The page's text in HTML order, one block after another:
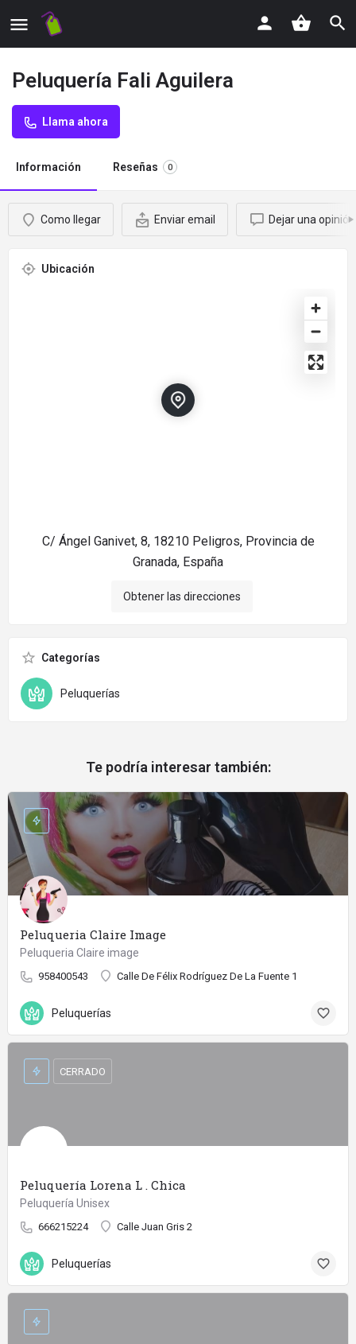
Peluquería Fali Aguilera
Llama ahora
Información Reseñas 0
Como llegar Enviar email Dejar una opinión
Ubicación
C/ Ángel Ganivet, 8, 18210 Peligros, Provincia de
Granada, España
Obtener las direcciones
Categorías
Peluquerías
Te podría interesar también:
Peluqueria Claire Image
Peluqueria Claire image
958400543 Calle De Félix Rodríguez De La Fuente 1
Peluquerías
Peluquería Lorena L . Chica
Peluquería Unisex
666215224 Calle Juan Gris 2
CERRADO
Peluquerías